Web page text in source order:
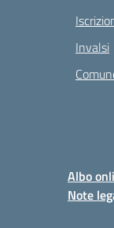
Invalsi
Albo
Note